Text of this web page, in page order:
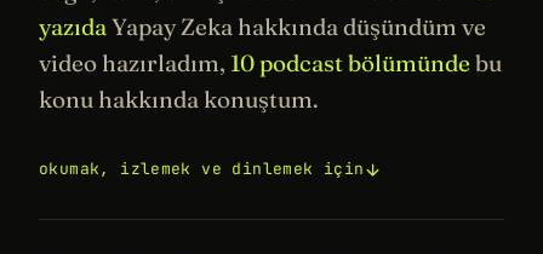
yazıdaYapay Zeka hakkında düşündüm ve
video hazırladım, 10 podcast bölümünde bu
konu hakkında konuştum.
okumak, izlemek ve dinlemek için